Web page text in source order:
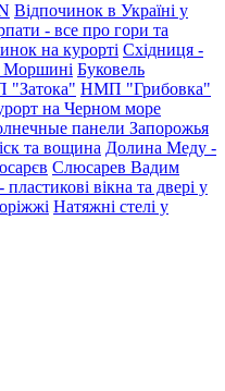
Відпочинок в Україні у
- все про гори та
на курорті Східниця -
Моршині Буковель
НМП "Грибовка"
на Черном море
панели Запорожья
та вощина Долина Меду -
Слюсарев Вадим
вікна та двері у
Натяжні стелі у